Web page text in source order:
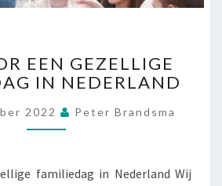
I
J
V
O
R
EEN GEZELLIGE
IN NEDERLAND
2022 Peter Brandsma
familiedag in Nederland Wij